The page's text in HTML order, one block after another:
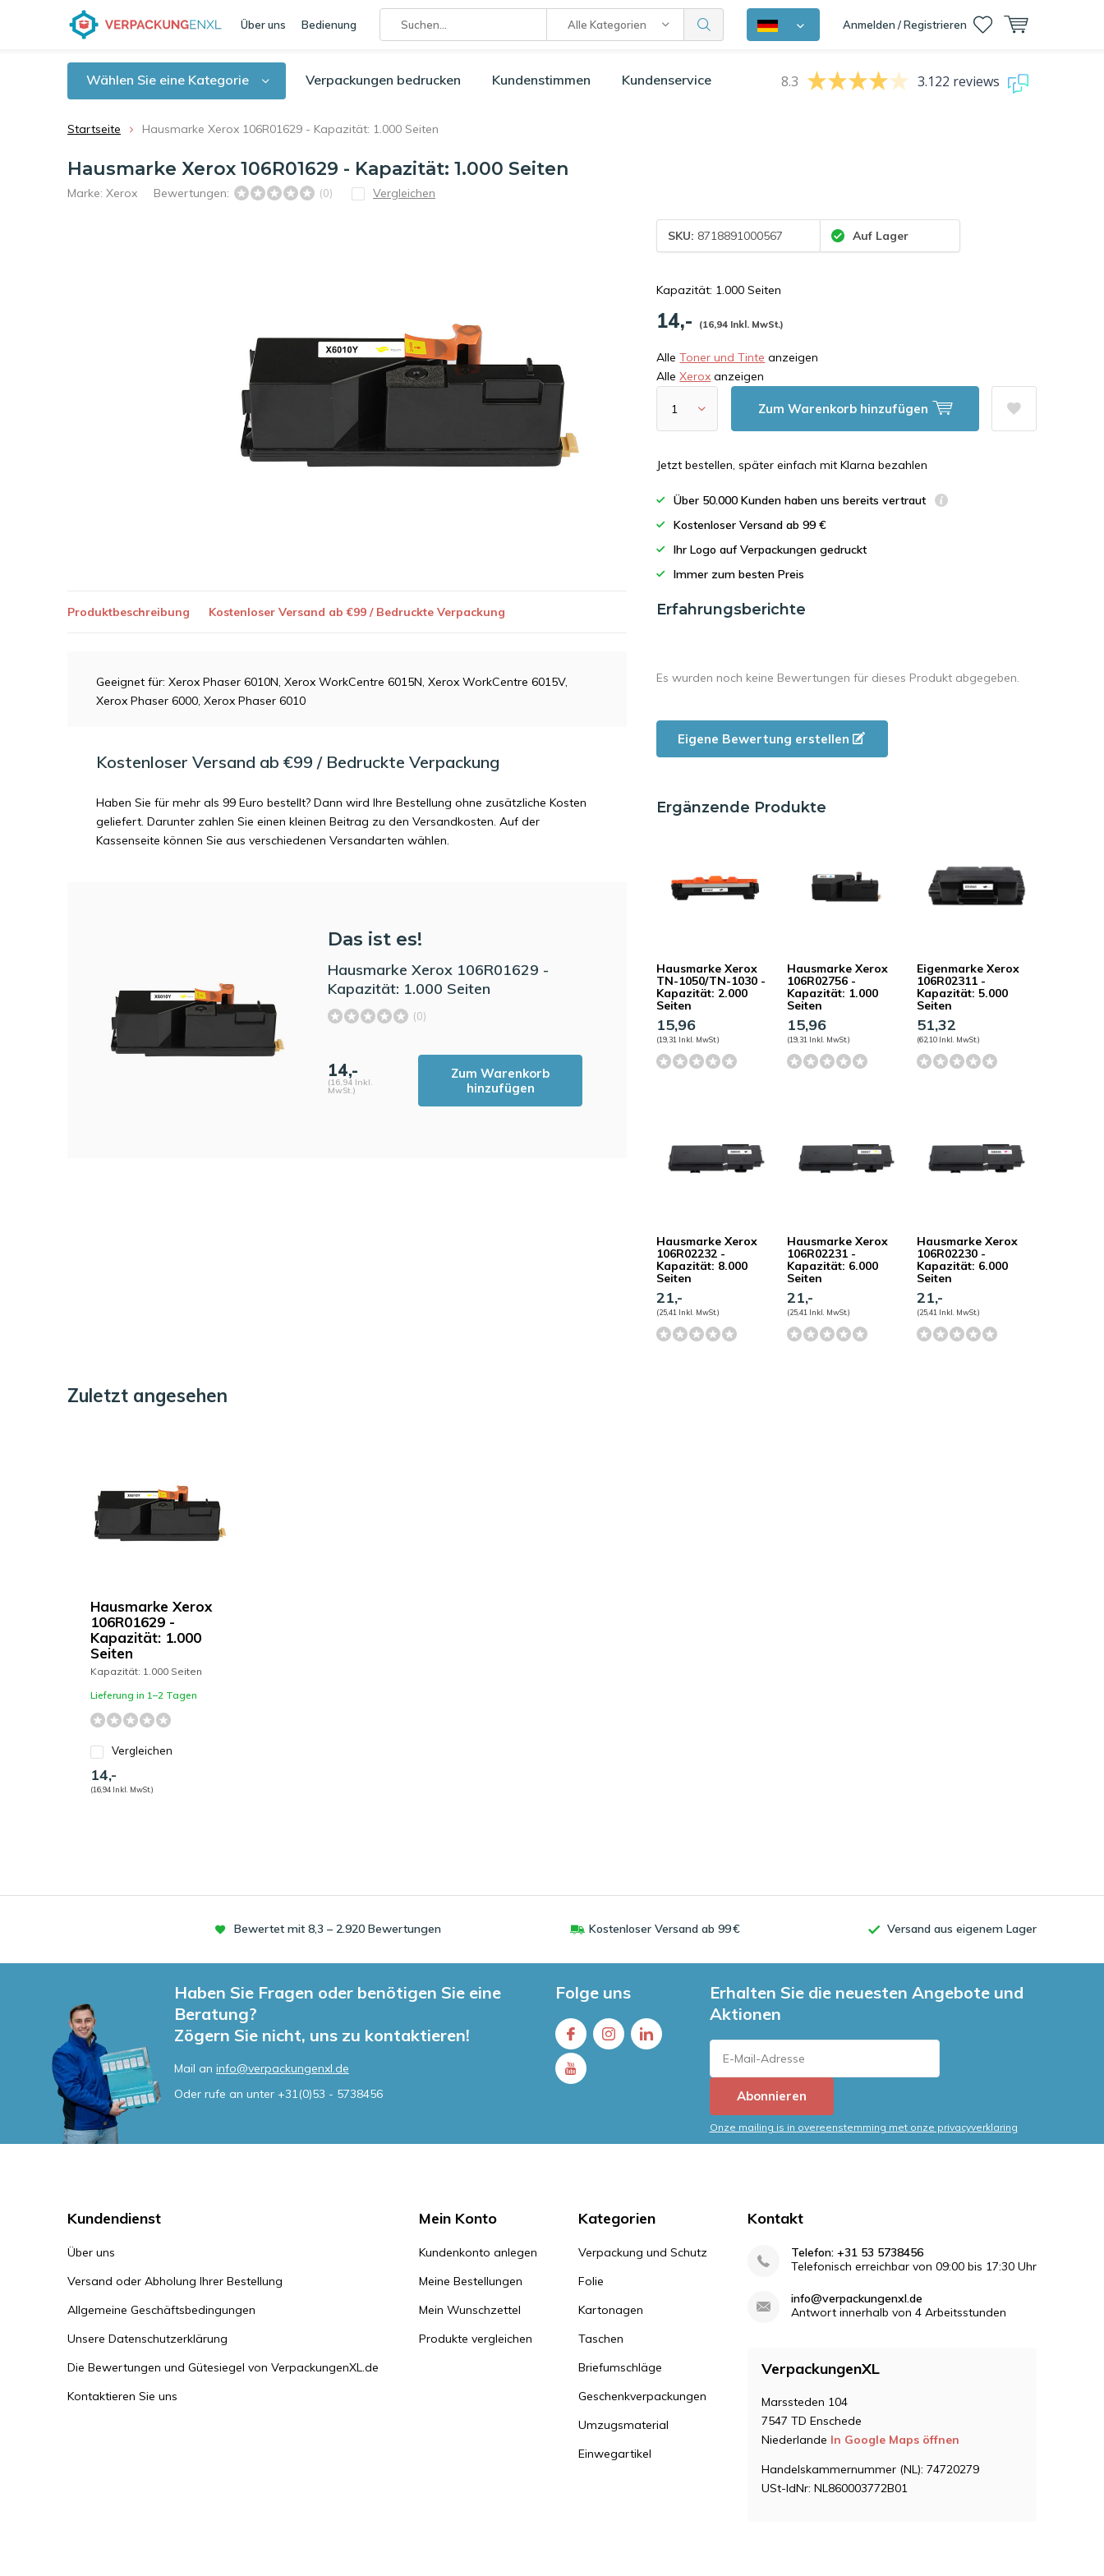
Über uns Bedienung Alle Kategorien Anmelden / Registrieren
Wählen Sie eine Kategorie Verpackungen bedrucken Kundenstimmen Kundenservice 8.3 3.122 reviews
Startseite Hausmarke Xerox 106R01629 - Kapazität: 1.000 Seiten
Hausmarke Xerox 106R01629 - Kapazität: 1.000 Seiten
Marke: Xerox Bewertungen: (0) Vergleichen
SKU: 8718891000567 Auf Lager
Kapazität: 1.000 Seiten
14,- (16,94 Inkl. MwSt.)
AlleToner und Tinte anzeigen
AlleXerox anzeigen
Zum Warenkorb hinzufügen
Jetzt bestellen, später einfach mit Klarna bezahlen
Über 50.000 Kunden haben uns bereits vertraut
Kostenloser Versand ab 99 €
Ihr Logo auf Verpackungen gedruckt
Immer zum besten Preis
Produktbeschreibung Kostenloser Versand ab €99 / Bedruckte Verpackung
Geeignet für: Xerox Phaser 6010N, Xerox WorkCentre 6015N, Xerox WorkCentre 6015V,
Xerox Phaser 6000, Xerox Phaser 6010
Kostenloser Versand ab €99 / Bedruckte Verpackung
Haben Sie für mehr als 99 Euro bestellt? Dann wird Ihre Bestellung ohne zusätzliche Kosten
geliefert. Darunter zahlen Sie einen kleinen Beitrag zu den Versandkosten. Auf der
Kassenseite können Sie aus verschiedenen Versandarten wählen.
Das ist es!
Hausmarke Xerox 106R01629 -
Kapazität: 1.000 Seiten
(0)
14,-
(16,94 Inkl.
MwSt.)
Zum Warenkorb
hinzufügen
Erfahrungsberichte
Es wurden noch keine Bewertungen für dieses Produkt abgegeben.
Eigene Bewertung erstellen
Ergänzende Produkte
Hausmarke Xerox
TN-1050/TN-1030 -
Kapazität: 2.000
Seiten
15,96
(19,31 Inkl. MwSt.)
Hausmarke Xerox
106R02756 -
Kapazität: 1.000
Seiten
15,96
(19,31 Inkl. MwSt.)
Eigenmarke Xerox
106R02311 -
Kapazität: 5.000
Seiten
51,32
(62,10 Inkl. MwSt.)
Hausmarke Xerox
106R02232 -
Kapazität: 8.000
Seiten
21,-
(25,41 Inkl. MwSt.)
Hausmarke Xerox
106R02231 -
Kapazität: 6.000
Seiten
21,-
(25,41 Inkl. MwSt.)
Hausmarke Xerox
106R02230 -
Kapazität: 6.000
Seiten
21,-
(25,41 Inkl. MwSt.)
Zuletzt angesehen
Hausmarke Xerox
106R01629 -
Kapazität: 1.000
Seiten
Kapazität: 1.000 Seiten
Lieferung in 1–2 Tagen
Vergleichen
14,-
(16,94 Inkl. MwSt.)
Bewertet mit 8,3 – 2.920 Bewertungen Kostenloser Versand ab 99 € Versand aus eigenem Lager
Haben Sie Fragen oder benötigen Sie eine
Beratung?
Zögern Sie nicht, uns zu kontaktieren!
Mail an info@verpackungenxl.de
Oder rufe an unter +31(0)53 - 5738456
Folge uns
Erhalten Sie die neuesten Angebote und
Aktionen
Abonnieren
Onze mailing is in overeenstemming met onze privacyverklaring
Kundendienst
Über uns
Versand oder Abholung Ihrer Bestellung
Allgemeine Geschäftsbedingungen
Unsere Datenschutzerklärung
Die Bewertungen und Gütesiegel von VerpackungenXL.de
Kontaktieren Sie uns
Mein Konto
Kundenkonto anlegen
Meine Bestellungen
Mein Wunschzettel
Produkte vergleichen
Kategorien
Verpackung und Schutz
Folie
Kartonagen
Taschen
Briefumschläge
Geschenkverpackungen
Umzugsmaterial
Einwegartikel
Kontakt
Telefon: +31 53 5738456
Telefonisch erreichbar von 09:00 bis 17:30 Uhr
info@verpackungenxl.de
Antwort innerhalb von 4 Arbeitsstunden
VerpackungenXL
Marssteden 104
7547 TD Enschede
Niederlande In Google Maps öffnen
Handelskammernummer (NL): 74720279
USt-IdNr: NL860003772B01